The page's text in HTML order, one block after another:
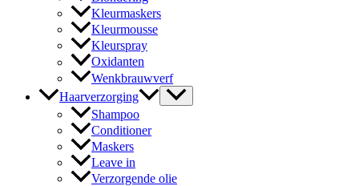
Kleurmaskers
Kleurmousse
Kleurspray
Oxidanten
Wenkbrauwverf
Haarverzorging
Shampoo
Conditioner
Maskers
Leave in
Verzorgende olie